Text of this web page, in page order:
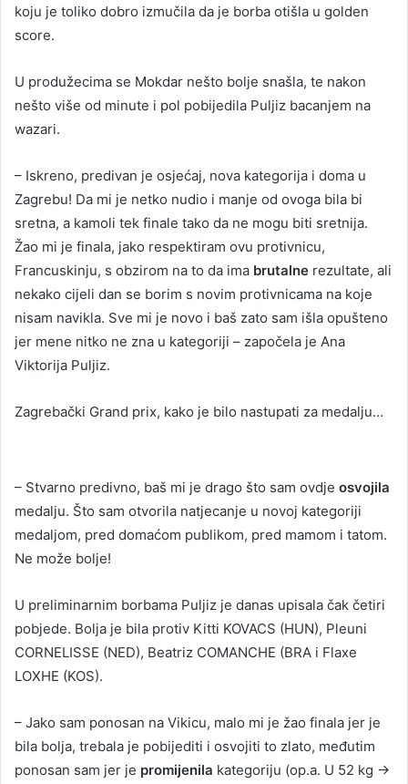
koju je toliko dobro izmučila da je borba otišla u golden
score.
U produžecima se Mokdar nešto bolje snašla, te nakon
nešto više od minute i pol pobijedila Puljiz bacanjem na
wazari.
– Iskreno, predivan je osjećaj, nova kategorija i doma u
Zagrebu! Da mi je netko nudio i manje od ovoga bila bi
sretna, a kamoli tek finale tako da ne mogu biti sretnija.
Žao mi je finala, jako respektiram ovu protivnicu,
Francuskinju, s obzirom na to da ima brutalne rezultate, ali
nekako cijeli dan se borim s novim protivnicama na koje
nisam navikla. Sve mi je novo i baš zato sam išla opušteno
jer mene nitko ne zna u kategoriji – započela je Ana
Viktorija Puljiz.
Zagrebački Grand prix, kako je bilo nastupati za medalju…
– Stvarno predivno, baš mi je drago što sam ovdje osvojila
medalju. Što sam otvorila natjecanje u novoj kategoriji
medaljom, pred domaćom publikom, pred mamom i tatom.
Ne može bolje!
U preliminarnim borbama Puljiz je danas upisala čak četiri
pobjede. Bolja je bila protiv Kitti KOVACS (HUN), Pleuni
CORNELISSE (NED), Beatriz COMANCHE (BRA i Flaxe
LOXHE (KOS).
– Jako sam ponosan na Vikicu, malo mi je žao finala jer je
bila bolja, trebala je pobijediti i osvojiti to zlato, međutim
ponosan sam jer je promijenila kategoriju (op.a. U 52 kg ->